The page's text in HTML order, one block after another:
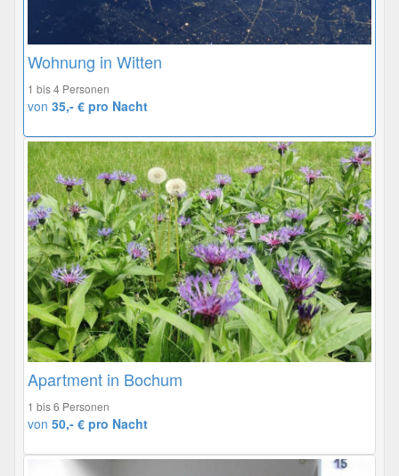
Wohnung in Witten
1 bis 4 Personen
von 35,- € pro Nacht
Apartment in Bochum
1 bis 6 Personen
von 50,- € pro Nacht